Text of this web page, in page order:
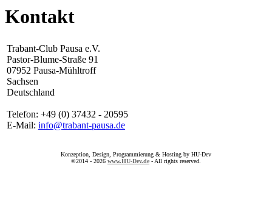
Kontakt
Trabant-Club Pausa e.V.
Pastor-Blume-Straße 91
07952 Pausa-Mühltroff
Sachsen
Deutschland
Telefon: +49 (0) 37432 - 20595
E-Mail: info@trabant-pausa.de
Konzeption, Design, Programmierung & Hosting by HU-Dev
©2014 - 2026 www.HU-Dev.de - All rights reserved.